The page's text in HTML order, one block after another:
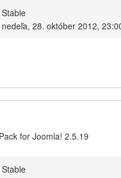
Stable
nedeľa, 28. október 2012,
for Joomla! 2.5.19
Stable